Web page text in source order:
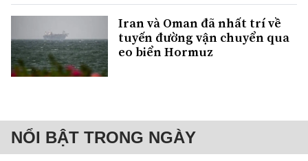
Iran và Oman đã nhất trí về
tuyến đường vận chuyển qua
eo biển Hormuz
NỔI BẬT TRONG NGÀY